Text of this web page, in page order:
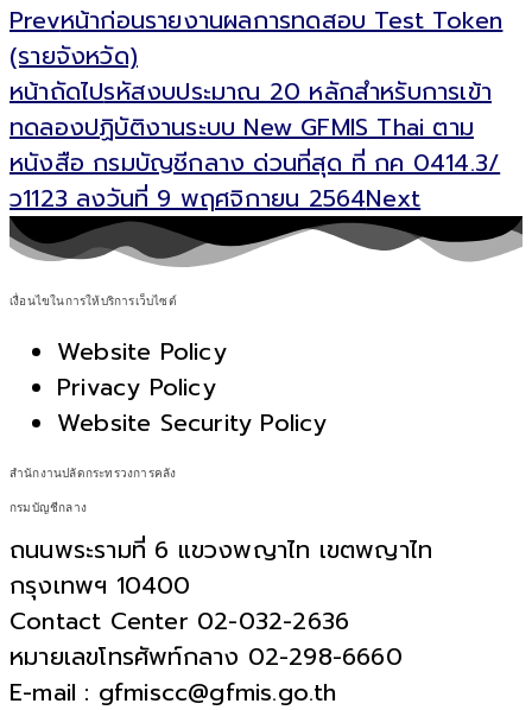
Prevหน้าก่อนรายงานผลการทดสอบ Test Token
(รายจังหวัด)
หน้าถัดไปรหัสงบประมาณ 20 หลักสำหรับการเข้า
ทดลองปฏิบัติงานระบบ New GFMIS Thai ตาม
หนังสือ กรมบัญชีกลาง ด่วนที่สุด ที่ กค 0414.3/
ว1123 ลงวันที่ 9 พฤศจิกายน 2564Next
เงื่อนไขในการให้บริการเว็บไซต์
Website Policy
Privacy Policy
Website Security Policy
สำนักงานปลัดกระทรวงการคลัง
กรมบัญชีกลาง
ถนนพระรามที่ 6 แขวงพญาไท เขตพญาไท
กรุงเทพฯ 10400
Contact Center 02-032-2636
หมายเลขโทรศัพท์กลาง 02-298-6660
E-mail : gfmiscc@gfmis.go.th